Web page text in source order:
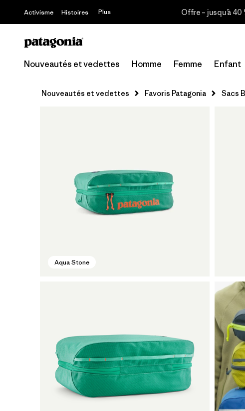
Activisme Histoires Plus Offre – jusqu’à
Nouveautés et vedettes Homme Femme Enfant
Nouveautés et vedettes Favoris Patagonia Sacs
Aqua Stone